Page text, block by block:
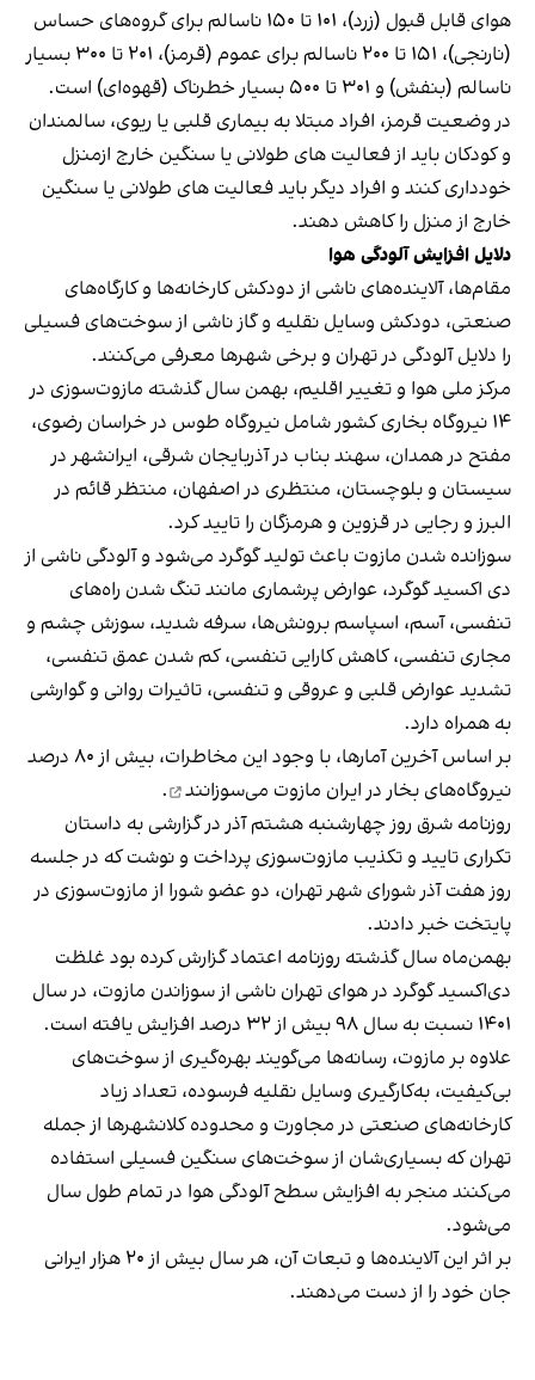
هوای قابل قبول (زرد)، ۱۰۱ تا ۱۵۰ ناسالم برای گروه‌های حساس
(نارنجی)، ۱۵۱ تا ۲۰۰ ناسالم برای عموم (قرمز)، ۲۰۱ تا ۳۰۰ بسیار
ناسالم (بنفش) و ۳۰۱ تا ۵۰۰ بسیار خطرناک (قهوه‌ای) است.
در وضعیت قرمز، افراد مبتلا به بیماری قلبی یا ریوی، سالمندان
و کودکان باید از فعالیت های طولانی یا سنگین خارج ازمنزل
خودداری کنند و افراد دیگر باید فعالیت های طولانی یا سنگین
خارج از منزل را کاهش دهند.
دلایل افزایش آلودگی هوا
مقام‌ها، آلاینده‎‌های ناشی از دودکش کارخانه‌ها و کارگاه‌های
صنعتی، دودکش وسایل نقلیه و گاز ناشی از سوخت‌‎های فسیلی
را دلایل آلودگی در تهران و برخی شهرها معرفی می‌کنند.
مرکز ملی هوا و تغییر اقلیم، بهمن سال گذشته مازوت‌سوزی در
۱۴ نیروگاه بخاری کشور شامل نیروگاه طوس در خراسان رضوی،
مفتح در همدان، سهند بناب در آذربایجان شرقی، ایرانشهر در
سیستان و بلوچستان، منتظری در اصفهان، منتظر قائم در
البرز و رجایی در قزوین و هرمزگان را تایید کرد.
سوزانده شدن مازوت باعث تولید گوگرد می‌شود و آلودگی ناشی از
دی اکسید گوگرد، عوارض پرشماری مانند تنگ شدن راه‌های
تنفسی، آسم، اسپاسم برونش‌ها، سرفه شدید، سوزش چشم و
مجاری تنفسی، کاهش کارایی تنفسی، کم شدن عمق تنفسی،
تشدید عوارض قلبی و عروقی و تنفسی، تاثیرات روانی و گوارشی
به همراه دارد.
بر اساس آخرین آمارها، با وجود این مخاطرات، بیش از ۸۰ درصد
نیروگاه‌های بخار در ایران مازوت می‌سوزانند
.
روزنامه شرق روز چهارشنبه هشتم آذر در گزارشی به داستان
تکراری تایید و تکذیب مازوت‌سوزی پرداخت و نوشت که در جلسه
روز هفت آذر شورای شهر تهران، دو عضو شورا از مازوت‌سوزی در
پایتخت خبر دادند.
بهمن‌ماه سال گذشته روزنامه اعتماد گزارش کرده بود غلظت
دی‌اكسید گوگرد در هوای تهران ناشی از سوزاندن مازوت، در سال
۱۴۰۱ نسبت به سال ۹۸ بیش از ۳۲ درصد افزایش یافته است.
علاوه بر مازوت، رسانه‌ها می‌گویند بهره‌گیری از سوخت‌های
بی‌کیفیت، به‌کارگیری وسایل نقلیه فرسوده، تعداد زیاد
کارخانه‌های صنعتی در مجاورت و محدوده کلانشهرها از جمله
تهران که بسیاری‌شان از سوخت‌های سنگین فسیلی استفاده
می‌کنند منجر به افزایش سطح آلودگی هوا در تمام طول سال
می‌شود.
بر اثر این آلاینده‌ها و تبعات آن، هر سال بیش از ۲۰ هزار ایرانی
جان خود را از دست می‌دهند.